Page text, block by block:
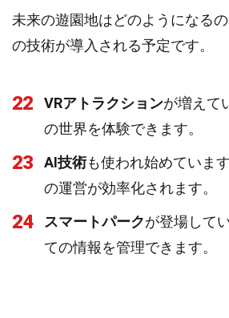
未来の遊園地はどのようになる
の技術が導入される予定です。
22 VRアトラクションが増えて
の世界を体験できます。
23 AI技術も使われ始めていま
の運営が効率化されます。
24 スマートパークが登場して
ての情報を管理できます。